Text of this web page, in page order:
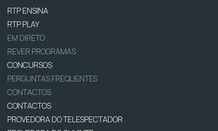
RTP ENSINA
RTP PLAY
EM DIRETO
REVER PROGRAMAS
CONCURSOS
PERGUNTAS FREQUENTES
CONTACTOS
CONTACTOS
PROVEDORA DO TELESPECTADOR